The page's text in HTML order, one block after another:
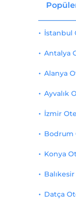
İstanbul
Antalya
Alanya
Ayvalık
İzmir
Bodrum
Konya
Datça